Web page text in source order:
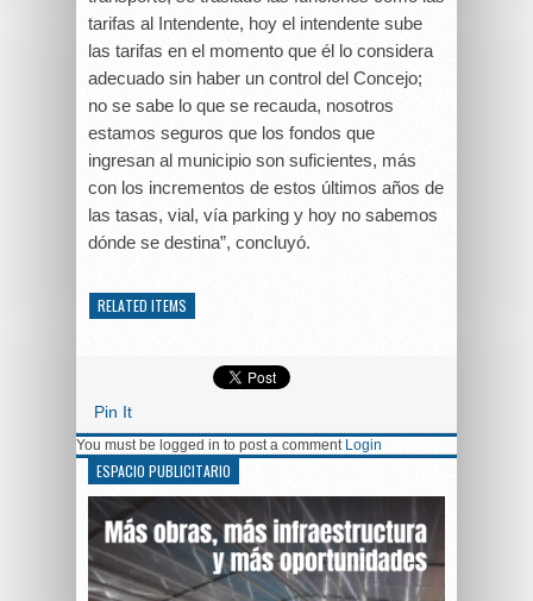
tarifas al Intendente, hoy el intendente sube
las tarifas en el momento que él lo considera
adecuado sin haber un control del Concejo;
no se sabe lo que se recauda, nosotros
estamos seguros que los fondos que
ingresan al municipio son suficientes, más
con los incrementos de estos últimos años de
las tasas, vial, vía parking y hoy no sabemos
dónde se destina”, concluyó.
RELATED ITEMS
Pin It
You must be logged in to post a comment Login
ESPACIO PUBLICITARIO